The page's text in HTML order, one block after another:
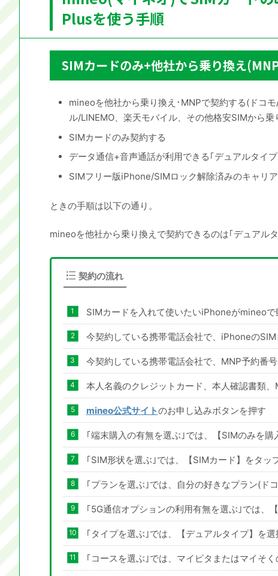
Plusを使う手順
SIMカードのみ+他社から乗り換え
mineoを他社から乗り換え･MNPで契約する(ドコ
ル/LINEMO、楽天モバイル、その他格安SIMから乗
SIMカードのみ契約する
データ通信+音声通話が利用できる｢デュアルタイ
SIMフリー版iPhone/SIMロック解除済みのキャリ
ときの手順は以下の通り。
mineoを他社から乗り換えで契約できるのは｢デュアルタ
契約の流れ
SIMカードを入れて使いたいiPhoneがmineoで
今契約している携帯電話会社で、iPhoneの
今契約している携帯電話会社で、MNP予約番
本人名義のクレジットカード、本人確認書類
mineo公式サイトのお申し込みボタンを押す
｢端末購入の有無を選ぶ｣では、【SIMのみを購
｢SIM形状を選ぶ｣では、【SIMカード】をタッ
｢プランを選ぶ｣では、自分の好きなプラン(ド
｢5G通信オプションの利用有無を選ぶ｣では、
｢タイプを選ぶ｣では、【デュアルタイプ】を選
｢コースを選ぶ｣では、マイピタまたはマイそ